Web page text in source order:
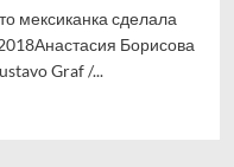
мексиканка сделала
Борисова
Graf /...